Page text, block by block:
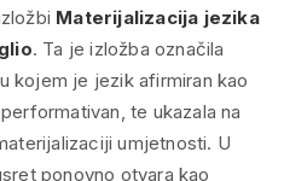
Materijalizacija jezika
. Ta je izložba označila
kojem je jezik afirmiran kao
te ukazala na
umjetnosti. U
ponovno otvara kao